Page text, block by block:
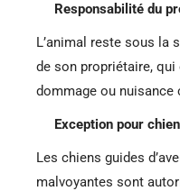
Responsabilité du
L’animal reste sous la
de son propriétaire,
dommage ou nuisance
Exception pour
Les chiens guides
malvoyantes sont